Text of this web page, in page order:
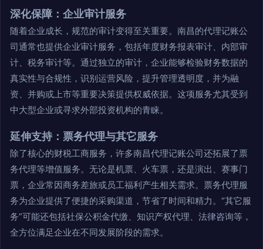
深化保障：企业审计服务
随着企业成长，规范的审计变得至关重要。南昌的代理记账公
司通常也提供企业审计服务，包括年度财务报表审计、内部审
计、税务审计等。通过独立的审计，企业能够检验财务数据的
真实性与合规性，识别运营风险，提升管理透明度，并为融
资、并购或上市等重要决策提供权威依据。这项服务尤其受到
中大型企业或寻求外部投资机构的青睐。
延伸支持：票务代理与其它服务
除了核心的财税工商服务，许多南昌代理记账公司还拓展了票
务代理等增值服务。无论是机票、火车票，还是演出、赛事门
票，企业常因商务差旅或员工福利产生相关需求。票务代理服
务为企业提供了便捷的采购渠道，节省了时间和精力。“其它服
务”可能还包括社保公积金代缴、知识产权代理、法律咨询等，
全方位满足企业在不同发展阶段的需求。